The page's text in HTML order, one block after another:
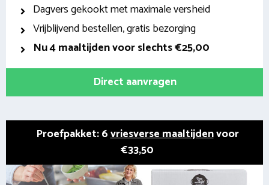
Dagvers gekookt met maximale versheid
Vrijblijvend bestellen, gratis bezorging
Nu4 maaltijden voor slechts €25,00
Direct aanvragen
Proefpakket: 6vriesverse maaltijdenvoor
€33,50